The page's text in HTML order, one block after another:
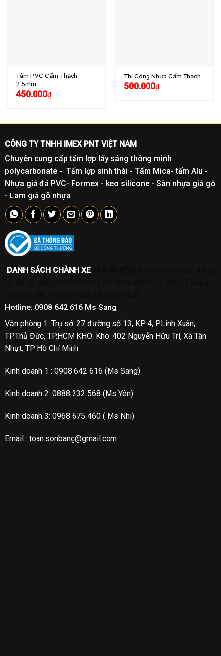
Tấm PVC Cẩm Thạch
2.5mm
450.000₫
Thi Công Nhựa Cẩm Thạch
500.000₫
CÔNG TY TNHH IMEX PNT VIỆT NAM
Chuyên cung cấp tấm lợp lấy sáng thông minh
polycarbonate - Tấm lợp sinh thái - Tấm Mica- tấm Alu -
Nhựa giả đá PVC- Formex - keo silicone - Sàn nhựa giả gỗ
- Lam giả gỗ nhựa
DANH SÁCH CHÀNH XEBẢN QUYỀN
Hotline: 0908 642 616 Ms Sang
Văn phòng 1: Trụ sở: 27 đường số 13, KP 4, P.Linh Xuân,
TP.Thủ Đức, TP.HCM KHO: Kho: 402 Nguyễn Hữu Trí, Xã Tân
Nhựt, TP Hồ Chí Minh
Kinh doanh 1 : 0908 642 616 (Ms Sang)
Kinh doanh 2: 0888 232 568 (Ms Yên)
Kinh doanh 3: 0968 675 460 ( Ms Nhi)
Email : toan.sonbang@gmail.com